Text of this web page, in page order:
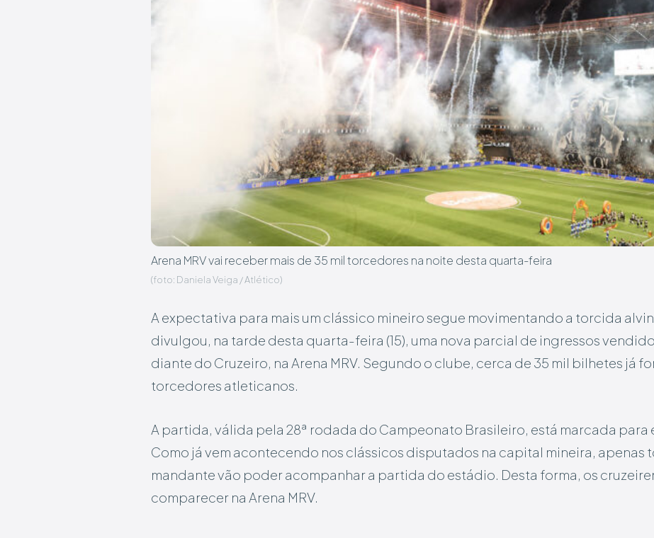
Arena MRV vai receber mais de 35 mil torcedores na noite desta quarta-feira
(foto: Daniela Veiga / Atlético)
A expectativa para mais um clássico mineiro segue movimentando a torcida
divulgou, na tarde desta quarta-feira (15), uma nova parcial de ingressos
diante do Cruzeiro, na Arena MRV. Segundo o clube, cerca de 35 mil bilhetes já
torcedores atleticanos.
A partida, válida pela 28ª rodada do Campeonato Brasileiro, está marcada para
Como já vem acontecendo nos clássicos disputados na capital mineira, apenas
mandante vão poder acompanhar a partida do estádio. Desta forma, os
comparecer na Arena MRV.